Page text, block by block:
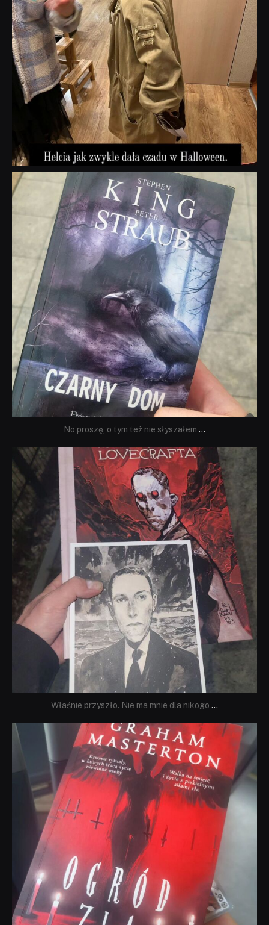
dobryhorror
Wrz 23
No proszę, o tym też nie słyszałem ...
dobryhorror
Wrz 19
Właśnie przyszło. Nie ma mnie dla nikogo ...
dobryhorror
Sie 23